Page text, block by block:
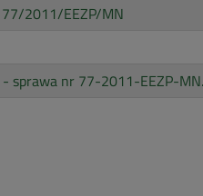
77/2011/EEZP/MN
sprawa nr 77-2011-EEZP-